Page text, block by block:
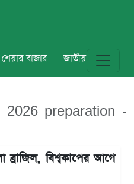
শেয়ার বাজার জাতীয় বিশ্ব
preparation -
বিশ্বকাপের আগে